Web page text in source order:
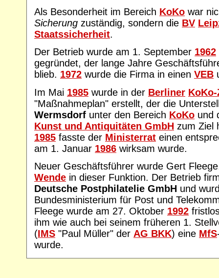
Als Besonderheit im Bereich KoKo war
Sicherung zuständig, sondern die BV
Staatssicherheit.
Der Betrieb wurde am 1. September 1962
gegründet, der lange Jahre
blieb. 1972 wurde die Firma in einen VEB
Im Mai 1985 wurde in der Berliner
"Maßnahmeplan" erstellt, der die
Wermsdorf unter den Bereich KoKo und
Kunst und Antiquitäten GmbH zum Ziel
1985 fasste der Ministerrat einen
am 1. Januar 1986 wirksam wurde.
Neuer Geschäftsführer wurde Gert
Wende in dieser Funktion. Der Betrieb
Deutsche Postphilatelie GmbH und
Bundesministerium für Post und
Fleege wurde am 27. Oktober 1992
ihm wie auch bei seinem früheren 1.
(IMS "Paul Müller" der AG BKK) eine MfS
wurde.